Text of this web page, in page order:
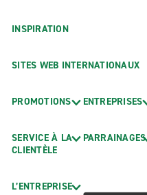
INSPIRATION
SITES WEB INTERNATIONAUX
PROMOTIONS
SERVICE À LA
CLIENTÈLE
L’ENTREPRISE
ENTREPRISES
PARRAINAGES